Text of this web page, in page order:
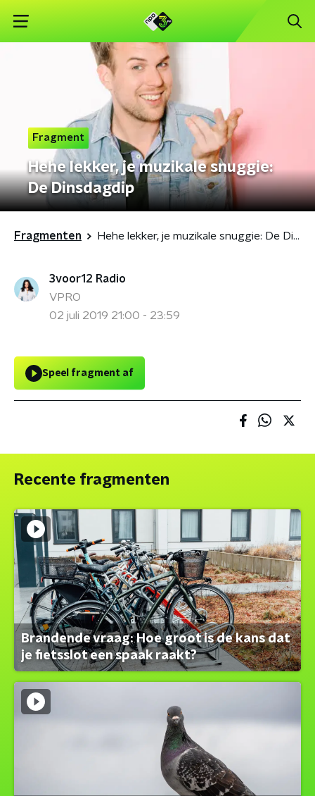
Fragment
Hehe lekker, je muzikale snuggie:
De Dinsdagdip
Fragmenten Hehe lekker, je muzikale snuggie: De Dinsdagdip
3voor12 Radio
VPRO
02 juli 2019 21:00 - 23:59
Speel fragment af
Recente fragmenten
Brandende vraag: Hoe groot is de kans dat
je fietsslot een spaak raakt?